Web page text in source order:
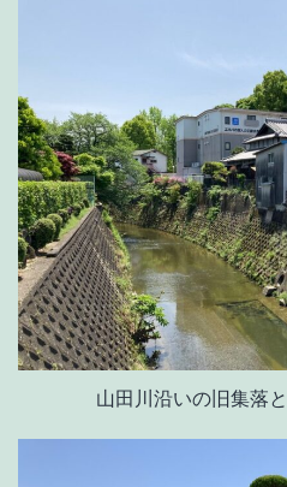
山田川沿いの旧集落